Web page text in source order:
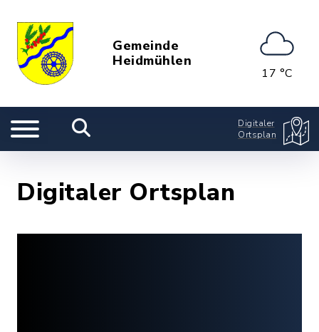
Gemeinde
Heidmühlen
17 °C
Digitaler
Ortsplan
Digitaler Ortsplan